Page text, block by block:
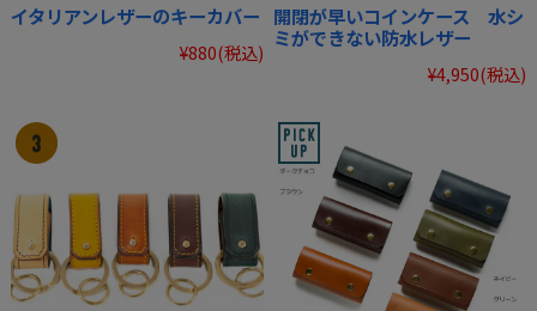
イタリアンレザーのキーカバー
¥880(税込)
開閉が早いコインケース 水シ
ミができない防水レザー
¥4,950(税込)